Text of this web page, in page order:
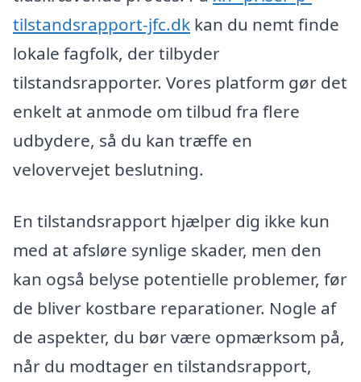
tilstandsrapport-jfc.dk kan du nemt finde
lokale fagfolk, der tilbyder
tilstandsrapporter. Vores platform gør det
enkelt at anmode om tilbud fra flere
udbydere, så du kan træffe en
velovervejet beslutning.
En tilstandsrapport hjælper dig ikke kun
med at afsløre synlige skader, men den
kan også belyse potentielle problemer, før
de bliver kostbare reparationer. Nogle af
de aspekter, du bør være opmærksom på,
når du modtager en tilstandsrapport,